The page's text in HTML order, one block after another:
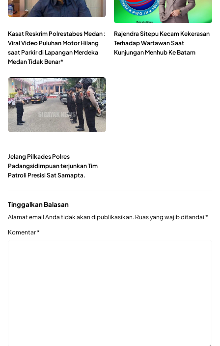
Kasat Reskrim Polrestabes Medan :
Viral Video Puluhan Motor Hilang
saat Parkir di Lapangan Merdeka
Medan Tidak Benar*
Rajendra Sitepu Kecam Kekerasan
Terhadap Wartawan Saat
Kunjungan Menhub Ke Batam
Jelang Pilkades Polres
Padangsidimpuan terjunkan Tim
Patroli Presisi Sat Samapta.
Tinggalkan Balasan
Alamat email Anda tidak akan dipublikasikan. Ruas yang wajib ditandai *
Komentar*